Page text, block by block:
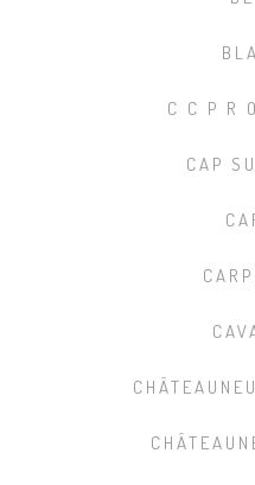
C C P R
CAP